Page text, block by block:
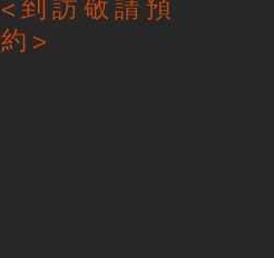
< 到 訪 敬 請 預
約 >